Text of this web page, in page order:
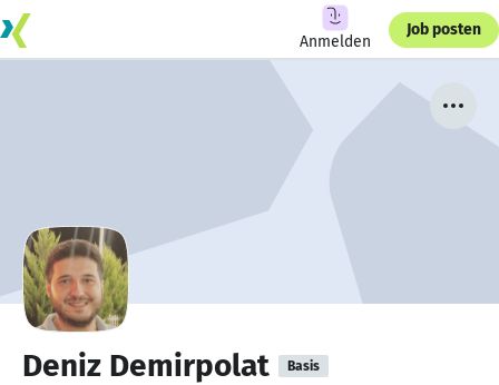
Anmelden
Job posten
Deniz Demirpolat Basis